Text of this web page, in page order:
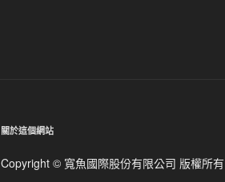
關於這個網站
Copyright © 寬魚國際股份有限公司 版權所有